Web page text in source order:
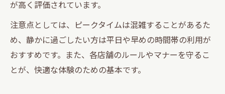
が高く評価されています。
注意点としては、ピークタイムは混雑することがあるた
め、静かに過ごしたい方は平日や早めの時間帯の利用が
おすすめです。また、各店舗のルールやマナーを守るこ
とが、快適な体験のための基本です。